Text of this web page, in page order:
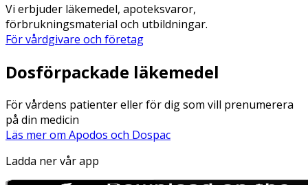
Vi erbjuder läkemedel, apoteksvaror,
förbrukningsmaterial och utbildningar.
För vårdgivare och företag
Dosförpackade läkemedel
För vårdens patienter eller för dig som vill prenumerera
på din medicin
Läs mer om Apodos och Dospac
Ladda ner vår app